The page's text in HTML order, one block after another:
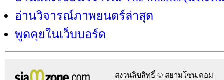
อ่านวิจารณ์ภาพยนตร์ล่าสุด
พูดคุยในเว็บบอร์ด
สงวนลิขสิทธิ์ © สยามโซน.คอม